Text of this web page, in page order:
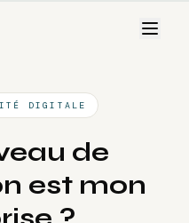
DIGITALE
de
est mon